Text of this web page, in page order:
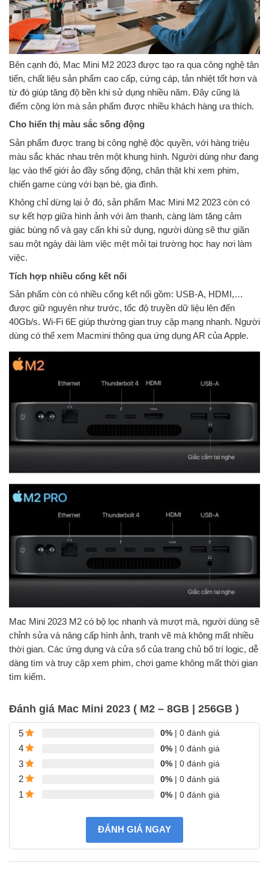
Bên cạnh đó, Mac Mini M2 2023 được tạo ra qua công nghệ tân
tiến, chất liệu sản phẩm cao cấp, cứng cáp, tản nhiệt tốt hơn và
từ đó giúp tăng độ bền khi sử dụng nhiều năm. Đây cũng là
điểm cộng lớn mà sản phẩm được nhiều khách hàng ưa thích.
Cho hiển thị màu sắc sống động
Sản phẩm được trang bị công nghệ độc quyền, với hàng triệu
màu sắc khác nhau trên một khung hình. Người dùng như đang
lạc vào thế giới ảo đầy sống động, chân thật khi xem phim,
chiến game cùng với bạn bè, gia đình.
Không chỉ dừng lại ở đó, sản phẩm Mac Mini M2 2023 còn có
sự kết hợp giữa hình ảnh với âm thanh, càng làm tăng cảm
giác bùng nổ và gay cấn khi sử dụng, người dùng sẽ thư giãn
sau một ngày dài làm việc mệt mỏi tại trường học hay nơi làm
việc.
Tích hợp nhiều cổng kết nối
Sản phẩm còn có nhiều cổng kết nối gồm: USB-A, HDMI,…
được giữ nguyên như trước, tốc độ truyền dữ liệu lên đến
40Gb/s. Wi‑Fi 6E giúp thường gian truy cập mạng nhanh. Người
dùng có thể xem Macmini thông qua ứng dụng AR của Apple.
Mac Mini 2023 M2 có bộ lọc nhanh và mượt mà, người dùng sẽ
chỉnh sửa và nâng cấp hình ảnh, tranh vẽ mà không mất nhiều
thời gian. Các ứng dụng và cửa sổ của trang chủ bố trí logic, dễ
dàng tìm và truy cập xem phim, chơi game không mất thời gian
tìm kiếm.
Đánh giá Mac Mini 2023 ( M2 – 8GB | 256GB )
5 0% | 0 đánh giá
4
0% | 0 đánh giá
3
0% | 0 đánh giá
2
0% | 0 đánh giá
1
0% | 0 đánh giá
ĐÁNH GIÁ NGAY